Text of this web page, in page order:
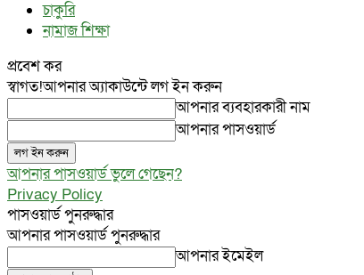
চাকুরি
নামাজ শিক্ষা
প্রবেশ কর
স্বাগত!আপনার অ্যাকাউন্টে লগ ইন করুন
আপনার ব্যবহারকারী নাম
আপনার পাসওয়ার্ড
আপনার পাসওয়ার্ড ভুলে গেছেন?
Privacy Policy
পাসওয়ার্ড পুনরুদ্ধার
আপনার পাসওয়ার্ড পুনরুদ্ধার
আপনার ইমেইল